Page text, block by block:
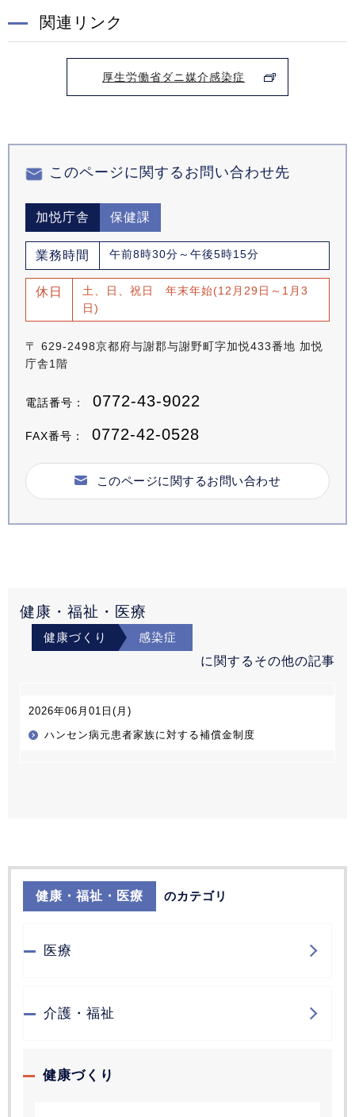
関連リンク
厚生労働省ダニ媒介感染症
このページに関するお問い合わせ先
加悦庁舎 保健課
業務時間 午前8時30分～午後5時15分
休日
土、日、祝日 年末年始(12月29日～1月3
日)
〒 629-2498京都府与謝郡与謝野町字加悦433番地 加悦
庁舎1階
電話番号： 0772-43-9022
FAX番号： 0772-42-0528
このページに関するお問い合わせ
健康・福祉・医療
健康づくり
感染症
に関するその他の記事
2026年06月01日(月)
ハンセン病元患者家族に対する補償金制度
健康・福祉・医療 のカテゴリ
医療
介護・福祉
健康づくり